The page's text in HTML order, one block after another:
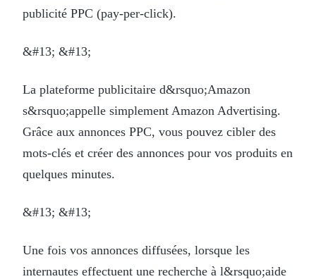
publicité PPC (pay-per-click).
&#13; &#13;
La plateforme publicitaire d&rsquo;Amazon
s&rsquo;appelle simplement Amazon Advertising.
Grâce aux annonces PPC, vous pouvez cibler des
mots-clés et créer des annonces pour vos produits en
quelques minutes.
&#13; &#13;
Une fois vos annonces diffusées, lorsque les
internautes effectuent une recherche à l&rsquo;aide